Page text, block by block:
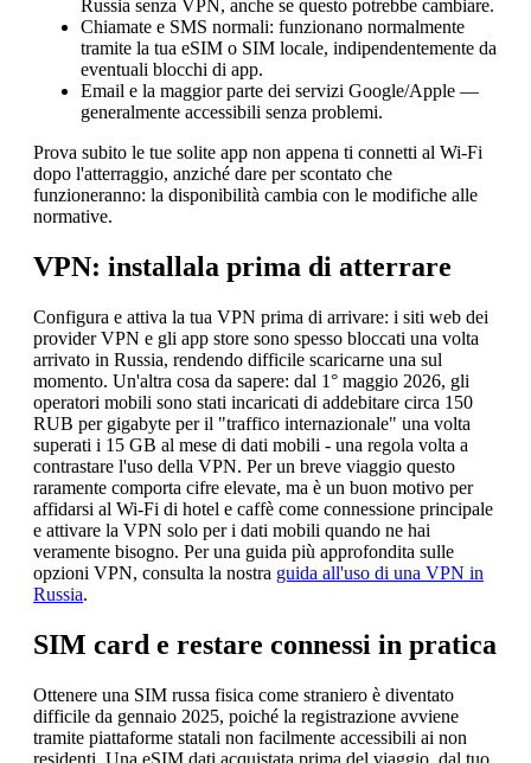
Russia senza VPN, anche se questo potrebbe cambiare.
Chiamate e SMS normali: funzionano normalmente
tramite la tua eSIM o SIM locale, indipendentemente da
eventuali blocchi di app.
Email e la maggior parte dei servizi Google/Apple —
generalmente accessibili senza problemi.
Prova subito le tue solite app non appena ti connetti al Wi-Fi
dopo l'atterraggio, anziché dare per scontato che
funzioneranno: la disponibilità cambia con le modifiche alle
normative.
VPN: installala prima di atterrare
Configura e attiva la tua VPN prima di arrivare: i siti web dei
provider VPN e gli app store sono spesso bloccati una volta
arrivato in Russia, rendendo difficile scaricarne una sul
momento. Un'altra cosa da sapere: dal 1° maggio 2026, gli
operatori mobili sono stati incaricati di addebitare circa 150
RUB per gigabyte per il "traffico internazionale" una volta
superati i 15 GB al mese di dati mobili - una regola volta a
contrastare l'uso della VPN. Per un breve viaggio questo
raramente comporta cifre elevate, ma è un buon motivo per
affidarsi al Wi-Fi di hotel e caffè come connessione principale
e attivare la VPN solo per i dati mobili quando ne hai
veramente bisogno. Per una guida più approfondita sulle
opzioni VPN, consulta la nostra guida all'uso di una VPN in
Russia.
SIM card e restare connessi in pratica
Ottenere una SIM russa fisica come straniero è diventato
difficile da gennaio 2025, poiché la registrazione avviene
tramite piattaforme statali non facilmente accessibili ai non
residenti. Una eSIM dati acquistata prima del viaggio, dal tuo